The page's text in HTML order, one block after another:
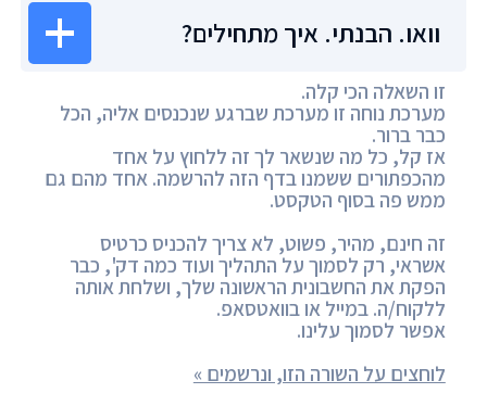
וואו. הבנתי. איך מתחילים?
זו השאלה הכי קלה.
מערכת נוחה זו מערכת שברגע שנכנסים אליה, הכל
כבר ברור.
אז קל, כל מה שנשאר לך זה ללחוץ על אחד
מהכפתורים ששמנו בדף הזה להרשמה. אחד מהם גם
ממש פה בסוף הטקסט.
זה חינם, מהיר, פשוט, לא צריך להכניס כרטיס
אשראי, רק לסמוך על התהליך ועוד כמה דק', כבר
הפקת את החשבונית הראשונה שלך, ושלחת אותה
ללקוח/ה. במייל או בוואטסאפ.
אפשר לסמוך עלינו.
לוחצים על השורה הזו, ונרשמים »